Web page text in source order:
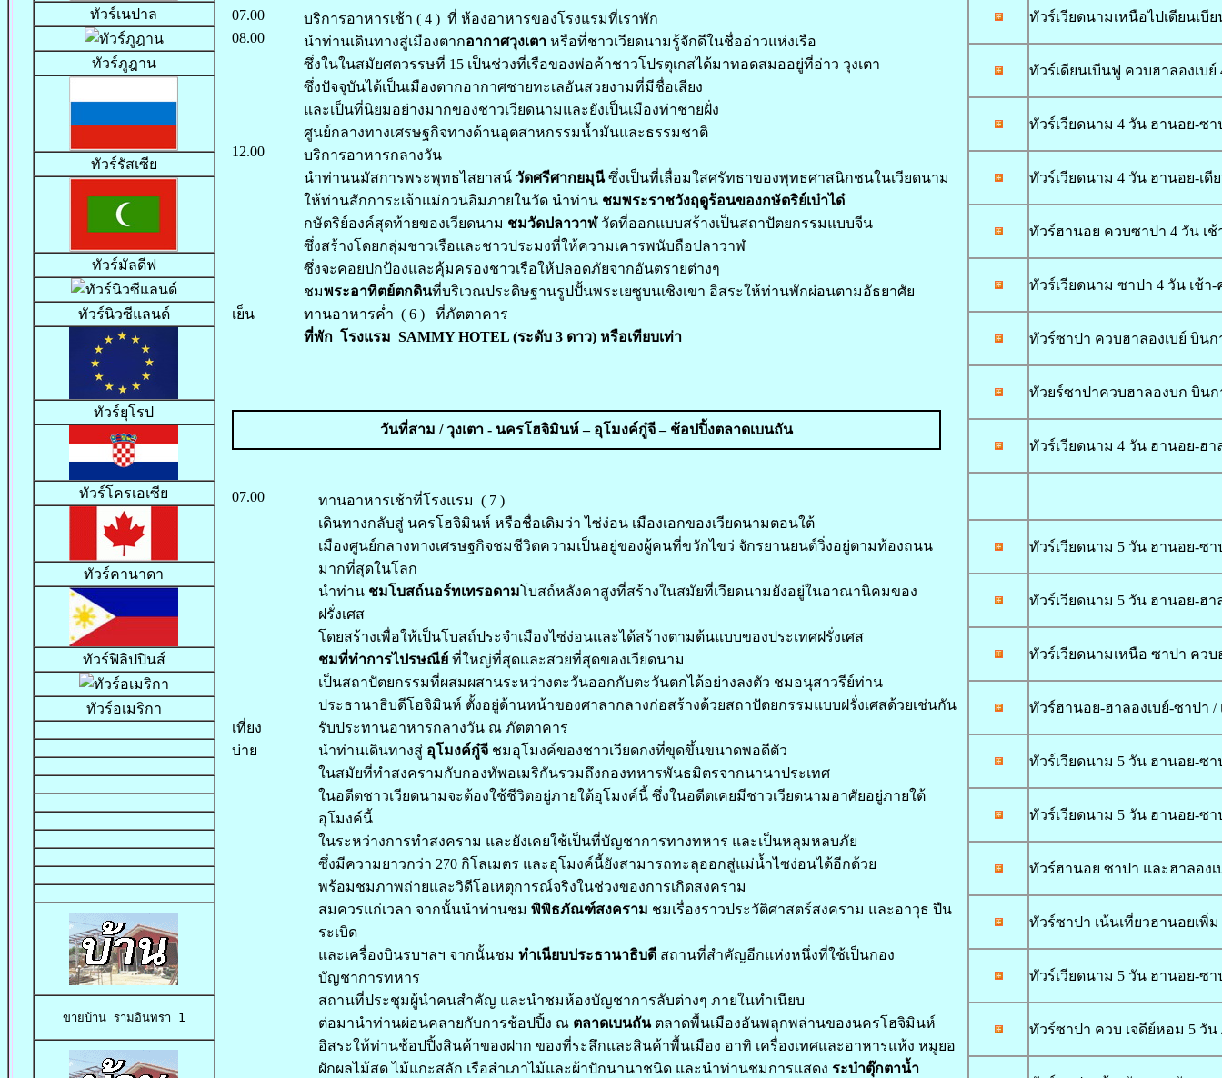
ทัวร์เนปาล
ทัวร์ภูฎาน
ทัวร์รัสเซีย
ทัวร์มัลดีฟ
ทัวร์นิวซีแลนด์
ทัวร์ยุโรป
ทัวร์โครเอเซีย
ทัวร์คานาดา
ทัวร์ฟิลิปปินส์
ทัวร์อเมริกา
ขายบ้าน รามอินทรา 1
07.00
บริการอาหารเช้า ( 4 ) ที่ ห้องอาหารของโรงแรมที่เราพัก
08.00
นำท่านเดินทางสู่เมืองตากอากาศวุงเตา หรือที่ชาวเวียดนามรู้จักดีในชื่ออ่าวแห่งเรือ
ซึ่งในในสมัยศตวรรษที่ 15 เป็นช่วงที่เรือของพ่อค้าชาวโปรตุเกสได้มาทอดสมออยู่ที่อ่าว วุงเตา
ซึ่งปัจจุบันได้เป็นเมืองตากอากาศชายทะเลอันสวยงามที่มีชื่อเสียง
และเป็นที่นิยมอย่างมากของชาวเวียดนามและยังเป็นเมืองท่าชายฝั่ง
ศูนย์กลางทางเศรษฐกิจทางด้านอุตสาหกรรมน้ำมันและธรรมชาติ
12.00
บริการอาหารกลางวัน
นำท่านนมัสการพระพุทธไสยาสน์ วัดศรีศากยมุนีซึ่งเป็นที่เลื่อมใสศรัทธาของพุทธศาสนิกชนในเวียดนาม
ให้ท่านสักการะเจ้าแม่กวนอิมภายในวัด นำท่าน ชมพระราชวังฤดูร้อนของกษัตริย์เบ๋าได๋
กษัตริย์องค์สุดท้ายของเวียดนาม ชมวัดปลาวาฬวัดที่ออกแบบสร้างเป็นสถาปัตยกรรมแบบจีน
ซึ่งสร้างโดยกลุ่มชาวเรือและชาวประมงที่ให้ความเคารพนับถือปลาวาฬ
ซึ่งจะคอยปกป้องและคุ้มครองชาวเรือให้ปลอดภัยจากอันตรายต่างๆ
ชมพระอาทิตย์ตกดินที่บริเวณประดิษฐานรูปปั้นพระเยซูบนเชิงเขา อิสระให้ท่านพักผ่อนตามอัธยาศัย
เย็น
ทานอาหารค่ำ ( 6 ) ที่ภัตตาคาร
ที่พัก โรงแรม SAMMY HOTEL (ระดับ 3 ดาว) หรือเทียบเท่า
วันที่สาม / วุงเตา - นครโฮจิมินห์ – อุโมงค์กู๋จี – ช้อปปิ้งตลาดเบนถัน
07.00
ทานอาหารเช้าที่โรงแรม ( 7 )
เดินทางกลับสู่ นครโฮจิมินห์ หรือชื่อเดิมว่า ไซ่ง่อน เมืองเอกของเวียดนามตอนใต้
เมืองศูนย์กลางทางเศรษฐกิจชมชีวิตความเป็นอยู่ของผู้คนที่ขวักไขว่ จักรยานยนต์วิ่งอยู่ตามท้องถนน
มากที่สุดในโลก
นำท่าน ชมโบสถ์นอร์ทเทรอดามโบสถ์หลังคาสูงที่สร้างในสมัยที่เวียดนามยังอยู่ในอาณานิคมของ
ฝรั่งเศส
โดยสร้างเพื่อให้เป็นโบสถ์ประจำเมืองไซ่ง่อนและได้สร้างตามต้นแบบของประเทศฝรั่งเศส
ชมที่ทำการไปรษณีย์ ที่ใหญ่ที่สุดและสวยที่สุดของเวียดนาม
เป็นสถาปัตยกรรมที่ผสมผสานระหว่างตะวันออกกับตะวันตกได้อย่างลงตัว ชมอนุสาวรีย์ท่าน
ประธานาธิบดีโฮจิมินห์ ตั้งอยู่ด้านหน้าของศาลากลางก่อสร้างด้วยสถาปัตยกรรมแบบฝรั่งเศสด้วยเช่นกัน
เที่ยง
รับประทานอาหารกลางวัน ณ ภัตตาคาร
บ่าย
นำท่านเดินทางสู่ อุโมงค์กู๋จี ชมอุโมงค์ของชาวเวียดกงที่ขุดขึ้นขนาดพอดีตัว
ในสมัยที่ทำสงครามกับกองทัพอเมริกันรวมถึงกองทหารพันธมิตรจากนานาประเทศ
ในอดีตชาวเวียดนามจะต้องใช้ชีวิตอยู่ภายใต้อุโมงค์นี้ ซึ่งในอดีตเคยมีชาวเวียดนามอาศัยอยู่ภายใต้
อุโมงค์นี้
ในระหว่างการทำสงคราม และยังเคยใช้เป็นที่บัญชาการทางทหาร และเป็นหลุมหลบภัย
ซึ่งมีความยาวกว่า 270 กิโลเมตร และอุโมงค์นี้ยังสามารถทะลุออกสู่แม่น้ำไซง่อนได้อีกด้วย
พร้อมชมภาพถ่ายและวิดีโอเหตุการณ์จริงในช่วงของการเกิดสงคราม
สมควรแก่เวลา จากนั้นนำท่านชม พิพิธภัณฑ์สงคราม ชมเรื่องราวประวัติศาสตร์สงคราม และอาวุธ ปืน
ระเบิด
และเครื่องบินรบฯลฯ จากนั้นชม ทำเนียบประธานาธิบดี สถานที่สำคัญอีกแห่งหนึ่งที่ใช้เป็นกอง
บัญชาการทหาร
สถานที่ประชุมผู้นำคนสำคัญ และนำชมห้องบัญชาการลับต่างๆ ภายในทำเนียบ
ต่อมานำท่านผ่อนคลายกับการช้อปปิ้ง ณ ตลาดเบนถันตลาดพื้นเมืองอันพลุกพล่านของนครโฮจิมินห์
อิสระให้ท่านช้อปปิ้งสินค้าของฝาก ของที่ระลึกและสินค้าพื้นเมือง อาทิ เครื่องเทศและอาหารแห้ง หมูยอ
ผักผลไม้สด ไม้แกะสลัก เรือสำเภาไม้และผ้าปักนานาชนิด และนำท่านชมการแสดง ระบำตุ๊กตาน้ำ
ทัวร์เวียดนามเหนือไปเดียนเบี
ทัวร์เดียนเบีนฟู ควบฮาลองเบย์
ทัวร์เวียดนาม 4 วัน ฮานอย-ซา
ทัวร์เวียดนาม 4 วัน ฮานอย-เดี
ทัวร์ฮานอย ควบซาปา 4 วัน เช้
ทัวร์เวียดนาม ซาปา 4 วัน เช้า-
ทัวร์ซาปา ควบฮาลองเบย์ บินก
ทัวยร์ซาปาควบฮาลองบก บินก
ทัวร์เวียดนาม 4 วัน ฮานอย-ฮา
ทัวร์เวียดนาม 5 วัน ฮานอย-ซา
ทัวร์เวียดนาม 5 วัน ฮานอย-ฮา
ทัวร์เวียดนามเหนือ ซาปา ควบ
ทัวร์ฮานอย-ฮาลองเบย์-ซาปา /
ทัวร์เวียดนาม 5 วัน ฮานอย-ซา
ทัวร์เวียดนาม 5 วัน ฮานอย-ซา
ทัวร์ฮานอย ซาปา และฮาลองเ
ทัวร์ซาปา เน้นเที่ยวฮานอยเพิ่ม
ทัวร์เวียดนาม 5 วัน ฮานอย-ซา
ทัวร์ซาปา ควบ เจดีย์หอม 5 วัน